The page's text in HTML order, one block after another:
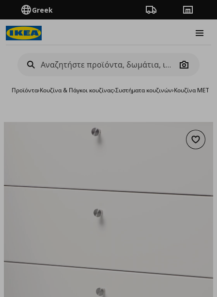
Greek Πορεία παραγγελίας
Camera
Προϊόντα›Κουζίνα & Πάγκοι κουζίνας›Συστήματα κουζινών›Κουζίνα